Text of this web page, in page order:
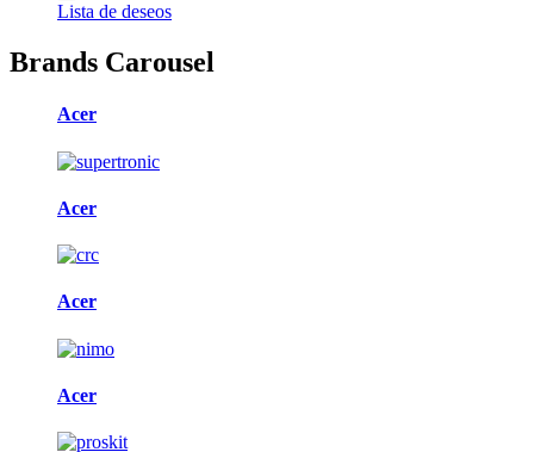
Lista de deseos
Brands Carousel
Acer
Acer
Acer
Acer